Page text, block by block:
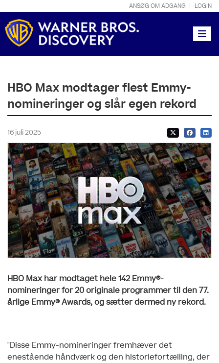
ANSØG OM ADGANG LOGIN
HBO Max modtager flest Emmy-
nomineringer og slår egen rekord
16 juli 2025
HBO Max har modtaget hele 142 Emmy®-
nomineringer for 20 originale programmer til den 77.
årlige Emmy® Awards, og sætter dermed ny rekord.
"Disse Emmy-nomineringer fremhæver det
enestående håndværk og den historiefortælling, der